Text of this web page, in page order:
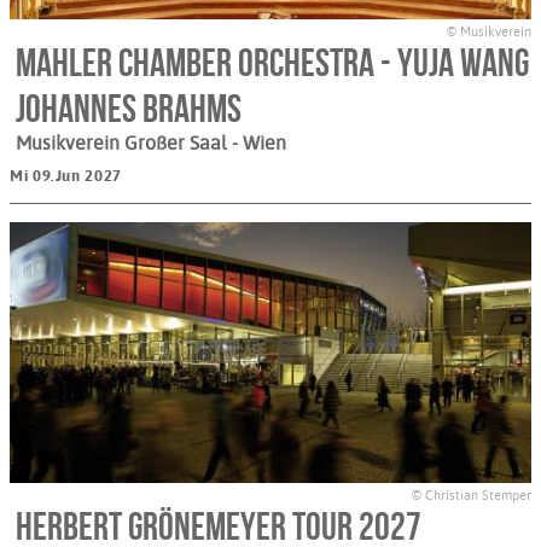
© Musikverein
Mahler Chamber Orchestra - Yuja Wang
Johannes Brahms
Musikverein Großer Saal - Wien
Mi 09.Jun 2027
© Christian Stemper
Herbert Grönemeyer Tour 2027